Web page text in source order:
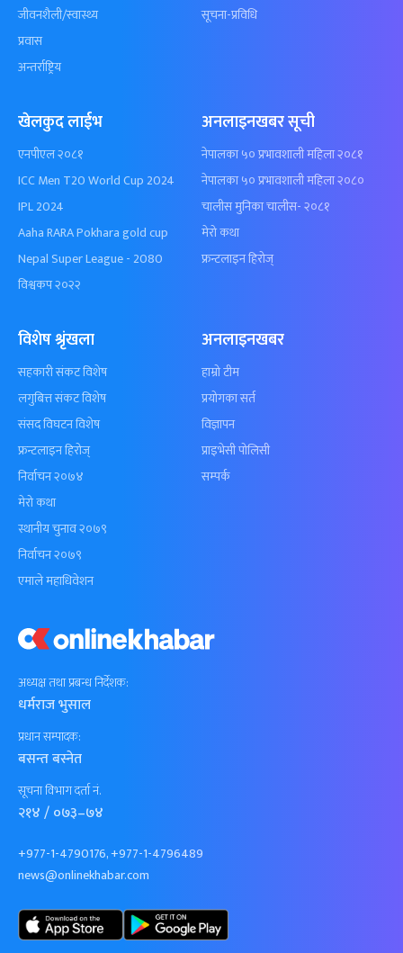
अध्यक्ष तथा प्रबन्ध निर्देशक:
धर्मराज भुसाल
प्रधान सम्पादक:
बसन्त बस्नेत
सूचना विभाग दर्ता नं.
२१४ / ०७३–७४
+977-1-4790176, +977-1-4796489
news@onlinekhabar.com
जीवनशैली/स्वास्थ्य
प्रवास
अन्तर्राष्ट्रिय
सूचना-प्रविधि
खेलकुद लाईभ
एनपीएल २०८१
ICC Men T20 World Cup 2024
IPL 2024
Aaha RARA Pokhara gold cup
Nepal Super League - 2080
विश्वकप २०२२
अनलाइनखबर सूची
नेपालका ५० प्रभावशाली महिला २०८१
नेपालका ५० प्रभावशाली महिला २०८०
चालीस मुनिका चालीस- २०८१
मेरो कथा
फ्रन्टलाइन हिरोज्
विशेष श्रृंखला
सहकारी संकट विशेष
लगुबित्त संकट विशेष
संसद विघटन विशेष
फ्रन्टलाइन हिरोज्
निर्वाचन २०७४
मेरो कथा
स्थानीय चुनाव २०७९
निर्वाचन २०७९
एमाले महाधिवेशन
अनलाइनखबर
हाम्रो टीम
प्रयोगका सर्त
विज्ञापन
प्राइभेसी पोलिसी
सम्पर्क